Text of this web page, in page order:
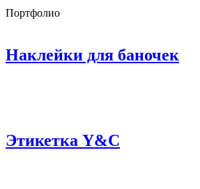
Портфолио
Наклейки для баночек
Этикетка Y&C